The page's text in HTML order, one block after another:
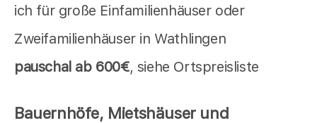
ich für große Einfamilienhäuser oder
Zweifamilienhäuser in Wathlingen
pauschal ab 600€, siehe Ortspreisliste
Bauernhöfe, Mietshäuser und